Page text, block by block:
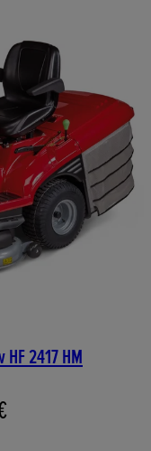
2417 HM